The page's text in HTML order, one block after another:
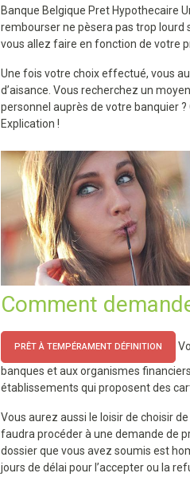
Banque Belgique Pret Hypothecaire
rembourser ne pèsera pas trop
vous allez faire en fonction de votre
Une fois votre choix effectué, vous
d’aisance. Vous recherchez un
personnel auprès de votre banquier
Explication !
Comment
PRÊT À TEMPÉRAMENT DÉFINITION
banques et aux organismes
établissements qui proposent des
Vous aurez aussi le loisir de choisir
faudra procéder à une demande de
dossier que vous avez soumis est
jours de délai pour l’accepter ou la